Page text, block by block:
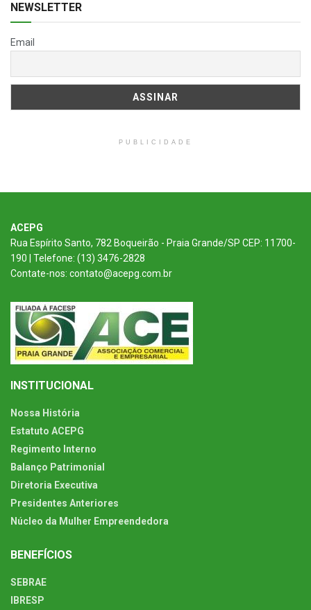
NEWSLETTER
Email
PUBLICIDADE
ACEPG
Rua Espírito Santo, 782 Boqueirão - Praia Grande/SP CEP: 11700-
190 | Telefone: (13) 3476-2828
Contate-nos: contato@acepg.com.br
INSTITUCIONAL
Nossa História
Estatuto ACEPG
Regimento Interno
Balanço Patrimonial
Diretoria Executiva
Presidentes Anteriores
Núcleo da Mulher Empreendedora
BENEFÍCIOS
SEBRAE
IBRESP